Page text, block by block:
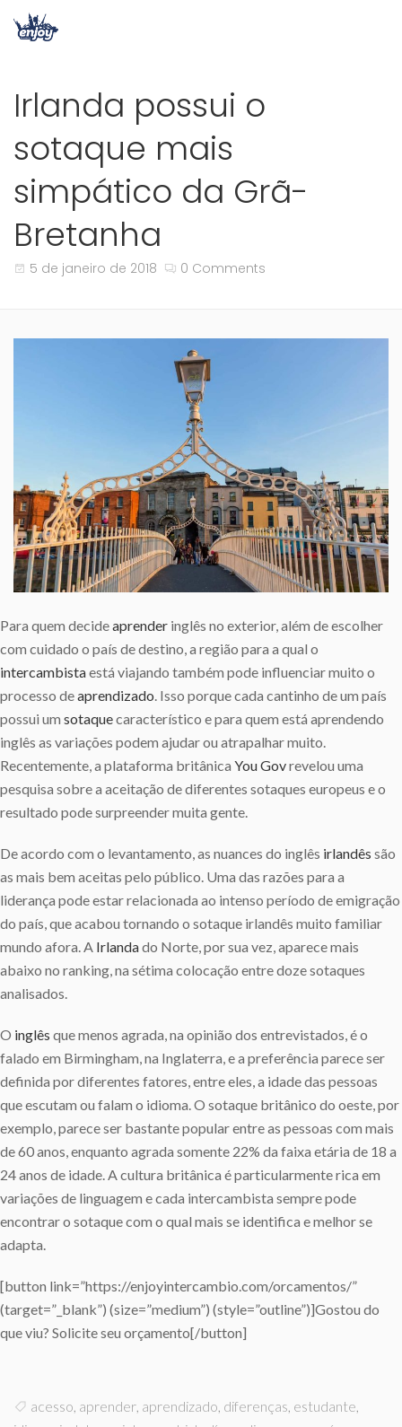
Irlanda possui o
sotaque mais
simpático da Grã-
Bretanha
5 de janeiro de 2018 0 Comments
Para quem decideaprender inglês no exterior, além de escolher
com cuidado o país de destino, a região para a qual o
intercambistaestá viajando também pode influenciar muito o
processo deaprendizado. Isso porque cada cantinho de um país
possui um sotaquecaracterístico e para quem está aprendendo
inglês as variações podem ajudar ou atrapalhar muito.
Recentemente, a plataforma britânica You Govrevelou uma
pesquisa sobre a aceitação de diferentes sotaques europeus e o
resultado pode surpreender muita gente.
De acordo com o levantamento, as nuances do inglês irlandês são
as mais bem aceitas pelo público. Uma das razões para a
liderança pode estar relacionada ao intenso período de emigração
do país, que acabou tornando o sotaque irlandês muito familiar
mundo afora. A Irlandado Norte, por sua vez, aparece mais
abaixo no ranking, na sétima colocação entre doze sotaques
analisados.
O inglês que menos agrada, na opinião dos entrevistados, é o
falado em Birmingham, na Inglaterra, e a preferência parece ser
definida por diferentes fatores, entre eles, a idade das pessoas
que escutam ou falam o idioma. O sotaque britânico do oeste, por
exemplo, parece ser bastante popular entre as pessoas com mais
de 60 anos, enquanto agrada somente 22% da faixa etária de 18 a
24 anos de idade. A cultura britânica é particularmente rica em
variações de linguagem e cada intercambista sempre pode
encontrar o sotaque com o qual mais se identifica e melhor se
adapta.
[button link=”https://enjoyintercambio.com/orcamentos/”
(target=”_blank”) (size=”medium”) (style=”outline”)]Gostou do
que viu? Solicite seu orçamento[/button]
acesso, aprender, aprendizado, diferenças, estudante,